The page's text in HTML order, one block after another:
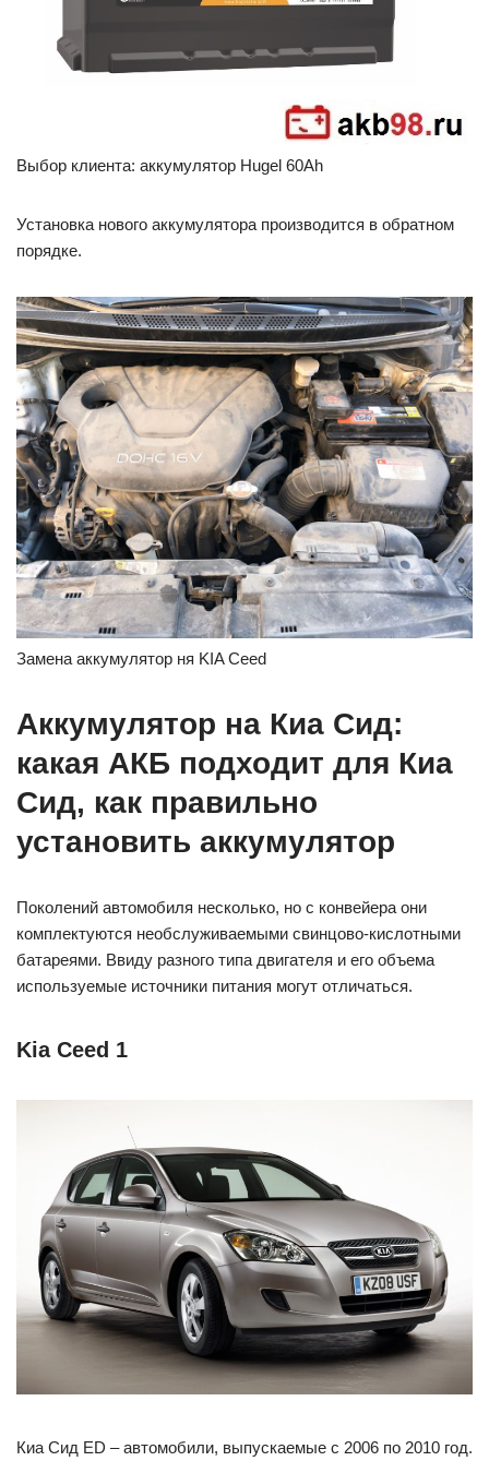
Выбор клиента: аккумулятор Hugel 60Ah
Установка нового аккумулятора производится в обратном
порядке.
Замена аккумулятор ня KIA Ceed
Аккумулятор на Киа Сид:
какая АКБ подходит для Киа
Сид, как правильно
установить аккумулятор
Поколений автомобиля несколько, но с конвейера они
комплектуются необслуживаемыми свинцово-кислотными
батареями. Ввиду разного типа двигателя и его объема
используемые источники питания могут отличаться.
Kia Ceed 1
Киа Сид ED – автомобили, выпускаемые с 2006 по 2010 год.